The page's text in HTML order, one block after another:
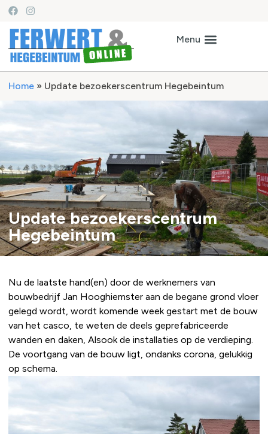
Home » Update bezoekerscentrum Hegebeintum
Update bezoekerscentrum
Hegebeintum
Nu de laatste hand(en) door de werknemers van
bouwbedrijf Jan Hooghiemster aan de begane grond vloer
gelegd wordt, wordt komende week gestart met de bouw
van het casco, te weten de deels geprefabriceerde
wanden en daken, Alsook de installaties op de verdieping.
De voortgang van de bouw ligt, ondanks corona, gelukkig
op schema.